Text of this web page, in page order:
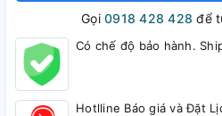
Gọi0918 428 428 để
Có chế độ bảo hành.
Hotlline Báo giá và Đặt